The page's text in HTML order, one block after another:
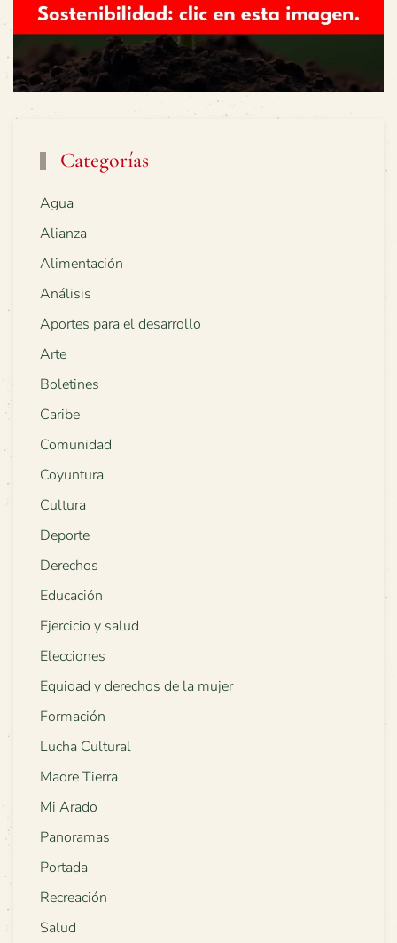
Categorías
Agua
Alianza
Alimentación
Análisis
Aportes para el desarrollo
Arte
Boletines
Caribe
Comunidad
Coyuntura
Cultura
Deporte
Derechos
Educación
Ejercicio y salud
Elecciones
Equidad y derechos de la mujer
Formación
Lucha Cultural
Madre Tierra
Mi Arado
Panoramas
Portada
Recreación
Salud